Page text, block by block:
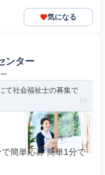
気になる
ンター
て社会福祉士の募集で
簡単応募 簡単1分で